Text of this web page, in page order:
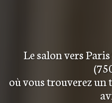
Le salonvers
où vous trouverezun